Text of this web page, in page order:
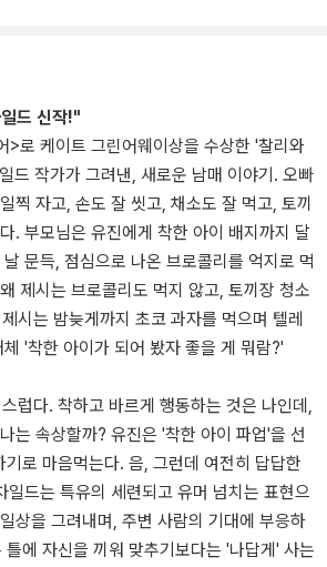
드 신작!"
>로 케이트 그린어웨이상을 수상한 '찰리와
드 작가가 그려낸, 새로운 남매 이야기. 오빠
찍 자고, 손도 잘 씻고, 채소도 잘 먹고, 토끼
. 부모님은 유진에게 착한 아이 배지까지 달
문득, 점심으로 나온 브로콜리를 억지로 먹
제시는 브로콜리도 먹지 않고, 토끼장 청소
시는 밤늦게까지 초코 과자를 먹으며 텔레
'착한 아이가 되어 봤자 좋을 게 뭐람?'
럽다. 착하고 바르게 행동하는 것은 나인데,
는 속상할까? 유진은 '착한 아이 파업'을 선
로 마음먹는다. 음, 그런데 여전히 답답한
일드는 특유의 세련되고 유머 넘치는 표현으
상을 그려내며, 주변 사람의 기대에 부응하
에 자신을 끼워 맞추기보다는 '나답게' 사는